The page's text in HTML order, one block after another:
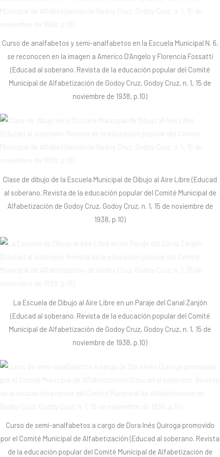
Curso de analfabetos y semi-analfabetos en la Escuela Municipal N. 6,
se reconocen en la imagen a Americo D’Angelo y Florencia Fossatti
(Educad al soberano. Revista de la educación popular del Comité
Municipal de Alfabetización de Godoy Cruz, Godoy Cruz, n. 1, 15 de
noviembre de 1938, p.10)
Clase de dibujo de la Escuela Municipal de Dibujo al Aire Libre (Educad
al soberano. Revista de la educación popular del Comité Municipal de
Alfabetización de Godoy Cruz, Godoy Cruz, n. 1, 15 de noviembre de
1938, p.10)
La Escuela de Dibujo al Aire Libre en un Paraje del Canal Zanjón
(Educad al soberano. Revista de la educación popular del Comité
Municipal de Alfabetización de Godoy Cruz, Godoy Cruz, n. 1, 15 de
noviembre de 1938, p.10)
Curso de semi-analfabetos a cargo de Dora Inés Quiroga promovido
por el Comité Municipal de Alfabetización (Educad al soberano. Revista
de la educación popular del Comité Municipal de Alfabetización de